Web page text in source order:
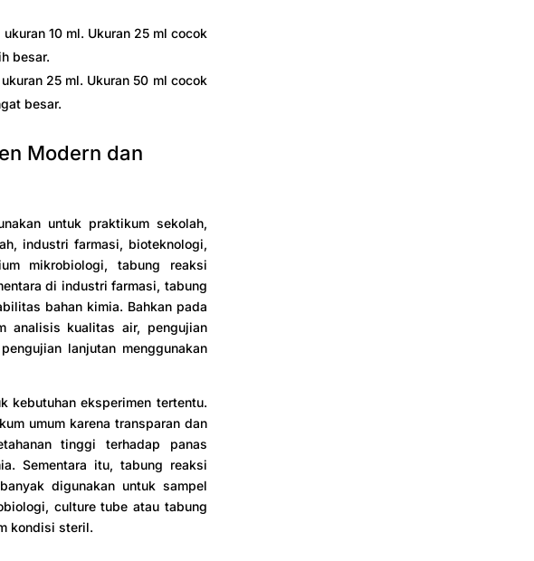
10 ml. Ukuran 25 ml cocok
besar.
25 ml. Ukuran 50 ml cocok
besar.
Modern dan
untuk praktikum sekolah,
industri farmasi, bioteknologi,
mikrobiologi, tabung reaksi
di industri farmasi, tabung
bahan kimia. Bahkan pada
analisis kualitas air, pengujian
lanjutan menggunakan
kebutuhan eksperimen tertentu.
umum karena transparan dan
tinggi terhadap panas
Sementara itu, tabung reaksi
digunakan untuk sampel
culture tube atau tabung
kondisi steril.